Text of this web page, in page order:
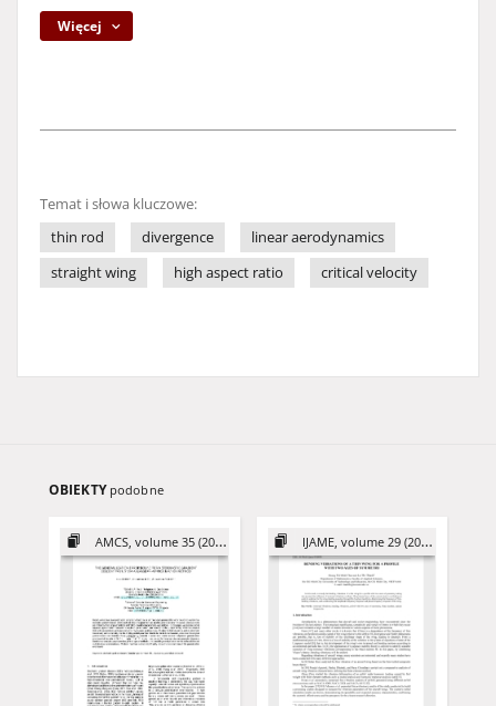
Więcej
Temat i słowa kluczowe:
thin rod
divergence
linear aerodynamics
straight wing
high aspect ratio critical velocity
OBIEKTY podobne
AMCS, volume 35 (2025) IJAME, volume 29 (2024)